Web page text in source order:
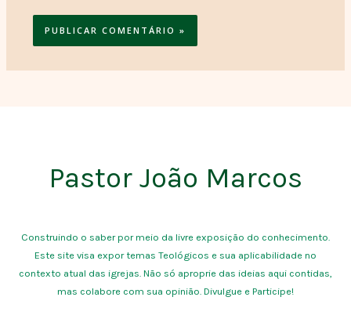
Pastor João Marcos
Construindo o saber por meio da livre exposição do conhecimento.
Este site visa expor temas Teológicos e sua aplicabilidade no
contexto atual das igrejas. Não só aproprie das ideias aqui contidas,
mas colabore com sua opinião. Divulgue e Participe!